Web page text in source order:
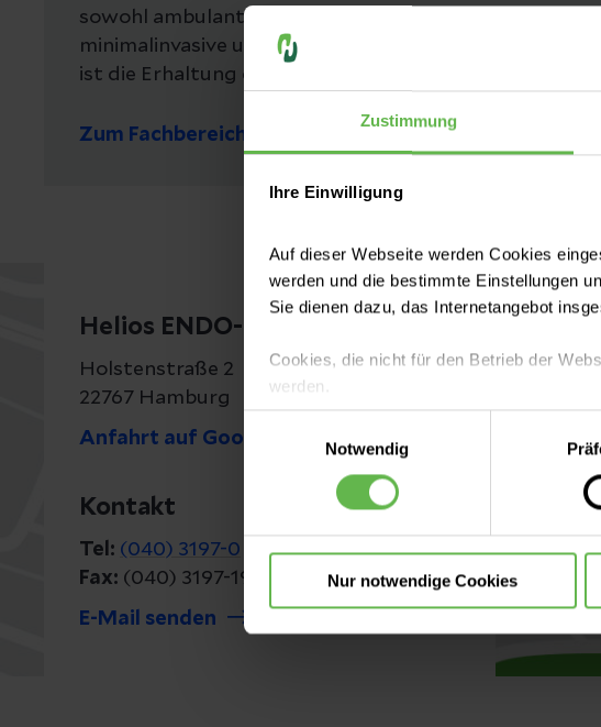
Zustimmung
Ihre Einwilligung
Auf dieser Webseite werden Cookies
werden und die bestimmte Einstellungen
Sie dienen dazu, das Internetangebot
Cookies, die nicht für den Betrieb der
werden.
Es steht Ihnen frei, unsere Seite mit nur
nicht notwendigen Cookies zu treffen
einzuwilligen. Ihre Auswahlentscheidung
Notwendig
Nur notwendige Cookies
sowohl ambulante als auch stationäre arthroskopische,
minimalinvasive und konventionelle Operationen
ist die Erhaltung des verletzten bzw. geschädigten
Zum Fachbereich
Helios ENDO-Klinik Hamburg
Holstenstraße 2
22767 Hamburg
Anfahrt auf Google Maps
Kontakt
Tel: (040) 3197-0
Fax: (040) 3197-1900
E-Mail senden